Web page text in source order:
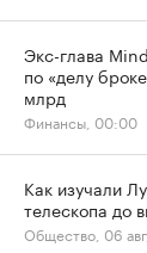
Экс-глава
по «делу
млрд
Финансы, 00:00
Как изучали
телескопа до
Общество, 06